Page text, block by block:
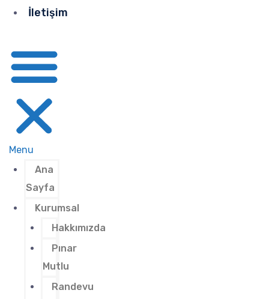
İletişim
Menu
Ana
Sayfa
Kurumsal
Hakkımızda
Pınar
Mutlu
Randevu